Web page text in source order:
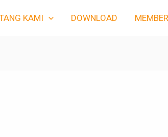
KAMI DOWNLOAD MEMBER